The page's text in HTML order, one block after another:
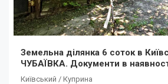
Земельна ділянка 6 соток в
ЧУБАЇВКА. Документи в
фасад!
Київський / Куприна